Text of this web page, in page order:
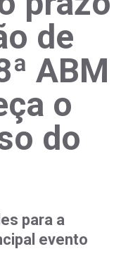
de
ABM
o
do
para a
evento